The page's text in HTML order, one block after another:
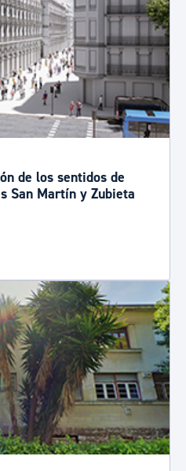
de los sentidos de
San Martín y Zubieta